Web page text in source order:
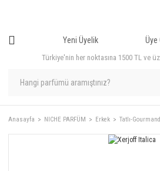
Türkiye'nin her noktasına 1500 TL ve
Yeni Üyelik Üye
Anasayfa NICHE PARFÜM Erkek Tatlı-